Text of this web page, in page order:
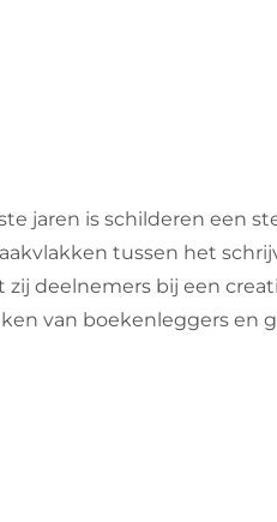
jaren is schilderen een
tussen het
deelnemers bij een
van boekenleggers en